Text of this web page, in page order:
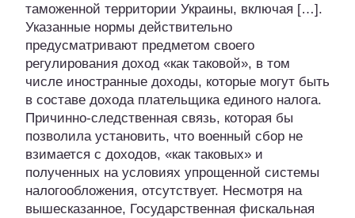
таможенной территории Украины, включая […].
Указанные нормы действительно
предусматривают предметом своего
регулирования доход «как таковой», в том
числе иностранные доходы, которые могут быть
в составе дохода плательщика единого налога.
Причинно-следственная связь, которая бы
позволила установить, что военный сбор не
взимается с доходов, «как таковых» и
полученных на условиях упрощенной системы
налогообложения, отсутствует. Несмотря на
вышесказанное, Государственная фискальная